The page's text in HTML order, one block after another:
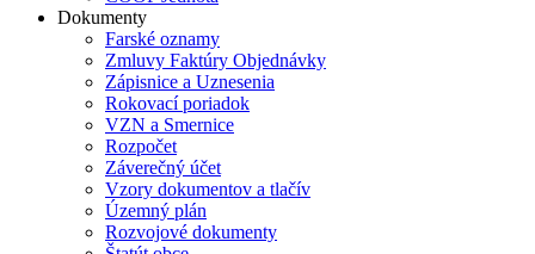
Dokumenty
Farské oznamy
Zmluvy Faktúry Objednávky
Zápisnice a Uznesenia
Rokovací poriadok
VZN a Smernice
Rozpočet
Záverečný účet
Vzory dokumentov a tlačív
Územný plán
Rozvojové dokumenty